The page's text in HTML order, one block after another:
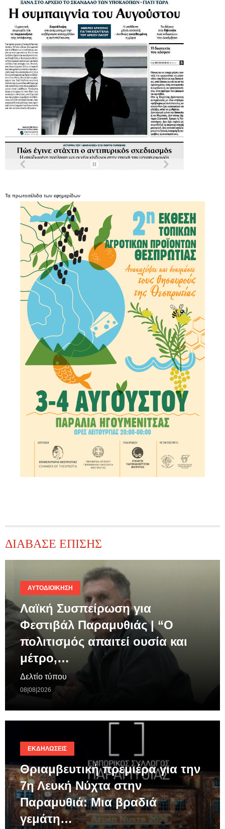
Τα πρωτοσέλιδα των εφημερίδων
ΔΙΑΒΑΣΕ ΕΠΙΣΗΣ
ΑΥΤΟΔΙΟΊΚΗΣΗ
Λαϊκή Συσπείρωση για
Φεστιβάλ Παραμυθιάς | “Ο
πολιτισμός απαιτεί ουσία και
μέτρο,…
Δελτίο τύπου
08|08|2026
ΕΚΔΗΛΏΣΕΙΣ
Θριαμβευτική πρεμιέρα για την
7η Λευκή Νύχτα στην
Παραμυθιά: Μια βραδιά
γεμάτη…